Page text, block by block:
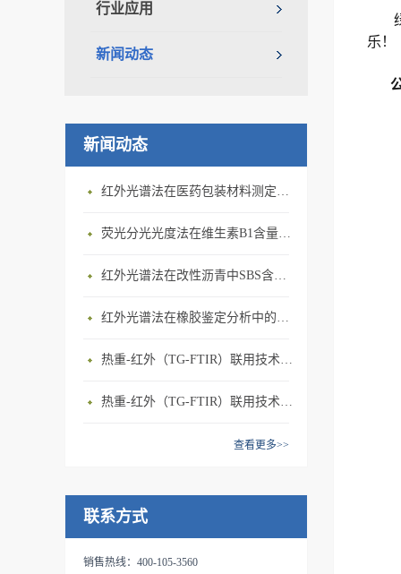
行业应用
新闻动态
新闻动态
红外光谱法在医药包装材料测定上的应用
荧光分光光度法在维生素B1含量测定上的应用
红外光谱法在改性沥青中SBS含量测定上的应用
红外光谱法在橡胶鉴定分析中的应用
热重-红外（TG-FTIR）联用技术在PA66热解研究上的应用
热重-红外（TG-FTIR）联用技术在PP热解研究上的应用(1)
查看更多>>
联系方式
销售热线：400-105-3560
乐！